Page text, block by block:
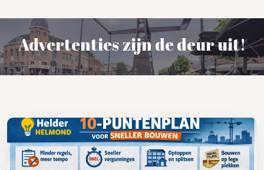
Advertenties zijn de deur uit!